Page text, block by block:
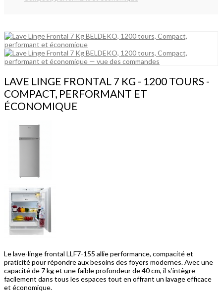
LAVE LINGE FRONTAL 7 KG - 1200 TOURS -
COMPACT, PERFORMANT ET
ÉCONOMIQUE
Le lave-linge frontal LLF7-155 allie performance, compacité et
praticité pour répondre aux besoins des foyers modernes. Avec une
capacité de 7 kg et une faible profondeur de 40 cm, il s’intègre
facilement dans tous les espaces tout en offrant un lavage efficace
et économique.